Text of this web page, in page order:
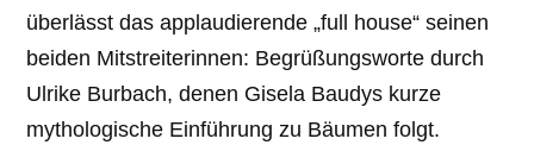
überlässt das applaudierende „full house“ seinen
beiden Mitstreiterinnen: Begrüßungsworte durch
Ulrike Burbach, denen Gisela Baudys kurze
mythologische Einführung zu Bäumen folgt.